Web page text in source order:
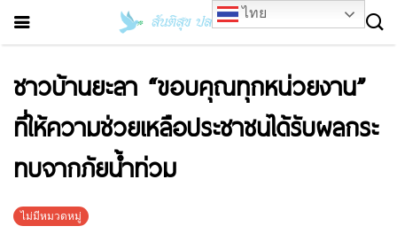
ชาวบ้านยะลา “ขอบคุณทุกหน่วยงาน”
ที่ให้ความช่วยเหลือประชาชนได้รับผลกระ
ทบจากภัยน้ำท่วม
ไม่มีหมวดหมู่
ไทย